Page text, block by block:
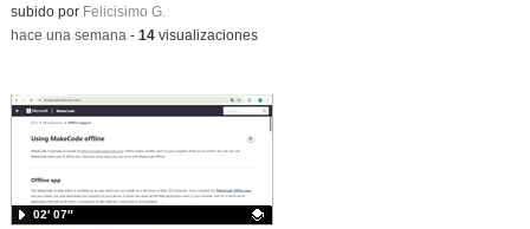
Contenido educativo.
subido por Felicisimo G.
-hace una semana - 14visualizaciones
02′ 07″